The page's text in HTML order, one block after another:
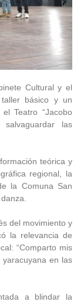
Cultural y el
básico y un
Teatro “Jacobo
las
teórica y
regional, la
la Comuna San
del movimiento y
la relevancia de
“Comparto mis
en las
a blindar la